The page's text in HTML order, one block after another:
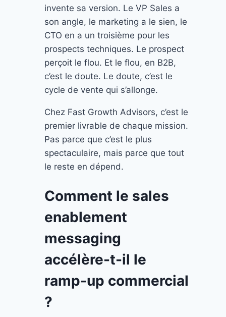
invente sa version. Le VP Sales a
son angle, le marketing a le sien, le
CTO en a un troisième pour les
prospects techniques. Le prospect
perçoit le flou. Et le flou, en B2B,
c’est le doute. Le doute, c’est le
cycle de vente qui s’allonge.
Chez Fast Growth Advisors, c’est le
premier livrable de chaque mission.
Pas parce que c’est le plus
spectaculaire, mais parce que tout
le reste en dépend.
Comment le sales
enablement
messaging
accélère-t-il le
ramp-up commercial
?